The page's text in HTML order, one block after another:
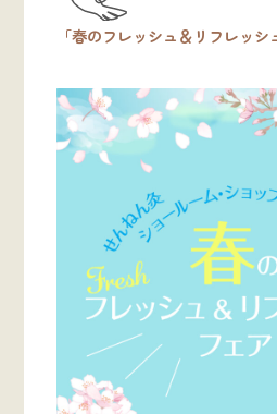
「春のフレッシュ＆リフレッシ